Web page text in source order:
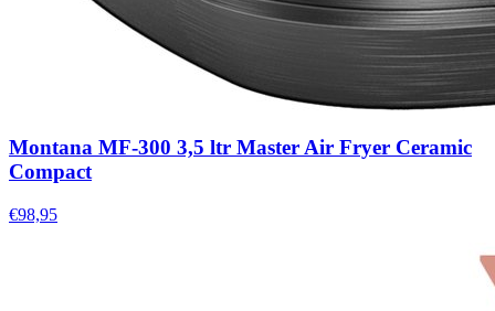
Montana MF-300 3,5 ltr Master Air Fryer Ceramic
Compact
€98,95